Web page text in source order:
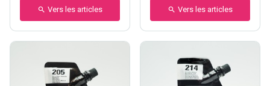
Vers les articles Vers les articles